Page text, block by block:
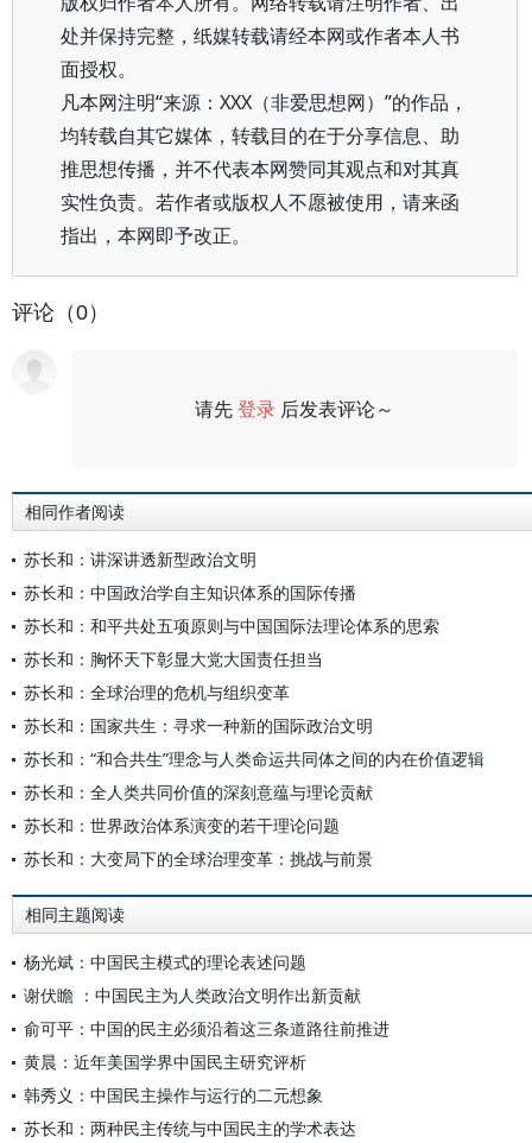
处并保持完整，纸媒转载请经本网或作者本人书
面授权。
凡本网注明“来源：XXX（非爱思想网）”的作品，
均转载自其它媒体，转载目的在于分享信息、助
推思想传播，并不代表本网赞同其观点和对其真
实性负责。若作者或版权人不愿被使用，请来函
指出，本网即予改正。
评论（0）
请先登录 后发表评论～
相同作者阅读
苏长和：讲深讲透新型政治文明
苏长和：中国政治学自主知识体系的国际传播
苏长和：和平共处五项原则与中国国际法理论体系的思索
苏长和：胸怀天下彰显大党大国责任担当
苏长和：全球治理的危机与组织变革
苏长和：国家共生：寻求一种新的国际政治文明
苏长和：“和合共生”理念与人类命运共同体之间的内在价值逻辑
苏长和：全人类共同价值的深刻意蕴与理论贡献
苏长和：世界政治体系演变的若干理论问题
苏长和：大变局下的全球治理变革：挑战与前景
相同主题阅读
杨光斌：中国民主模式的理论表述问题
谢伏瞻 ：中国民主为人类政治文明作出新贡献
俞可平：中国的民主必须沿着这三条道路往前推进
黄晨：近年美国学界中国民主研究评析
韩秀义：中国民主操作与运行的二元想象
苏长和：两种民主传统与中国民主的学术表达